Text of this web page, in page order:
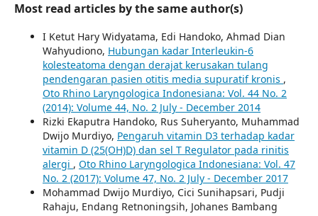
Most read articles by the same author(s)
I Ketut Hary Widyatama, Edi Handoko, Ahmad Dian
Wahyudiono, Hubungan kadar Interleukin-6
kolesteatoma dengan derajat kerusakan tulang
pendengaran pasien otitis media supuratif kronis ,
Oto Rhino Laryngologica Indonesiana: Vol. 44 No. 2
(2014): Volume 44, No. 2 July - December 2014
Rizki Ekaputra Handoko, Rus Suheryanto, Muhammad
Dwijo Murdiyo, Pengaruh vitamin D3 terhadap kadar
vitamin D (25(OH)D) dan sel T Regulator pada rinitis
alergi , Oto Rhino Laryngologica Indonesiana: Vol. 47
No. 2 (2017): Volume 47, No. 2 July - December 2017
Mohammad Dwijo Murdiyo, Cici Sunihapsari, Pudji
Rahaju, Endang Retnoningsih, Johanes Bambang